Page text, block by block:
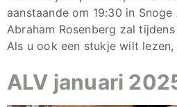
aanstaande om 19:30 in Snoge
Abraham Rosenberg zal
Als u ook een stukje wilt
ALV januari